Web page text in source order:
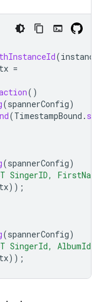
(
tx =
()
(spannerConfig)
(TimestampBound .
(spannerConfig)
SingerID,
tx));
(spannerConfig)
SingerId, AlbumId,
tx));